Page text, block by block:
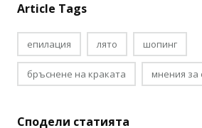
Article Tags
епилация лято шопинг
бръснене на краката мнения за
Сподели статията